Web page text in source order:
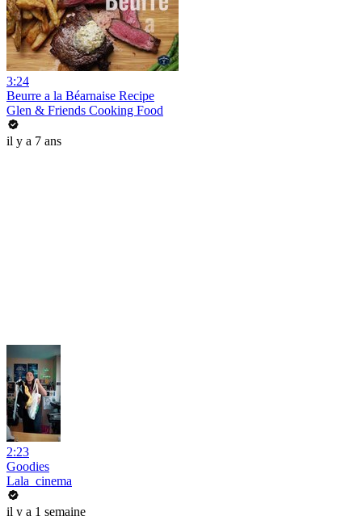
3:24
Beurre a la Béarnaise Recipe
Glen & Friends Cooking Food
il y a 7 ans
2:23
Goodies
Lala_cinema
il y a 1 semaine